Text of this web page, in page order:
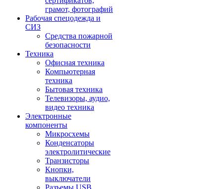
грамот, фотографий
Рабочая спецодежда и
СИЗ
Средства пожарной
безопасности
Техника
Офисная техника
Компьютерная
техника
Бытовая техника
Телевизоры, аудио,
видео техника
Электронные
компоненты
Микросхемы
Конденсаторы
электролитические
Транзисторы
Кнопки,
выключатели
Разъемы USB